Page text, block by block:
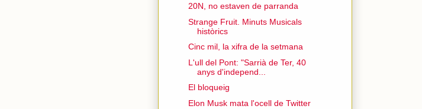
20N, no estaven de parranda
Strange Fruit. Minuts Musicals
històrics
Cinc mil, la xifra de la setmana
L'ull del Pont: "Sarrià de Ter, 40
anys d'independ...
El bloqueig
Elon Musk mata l'ocell de Twitter